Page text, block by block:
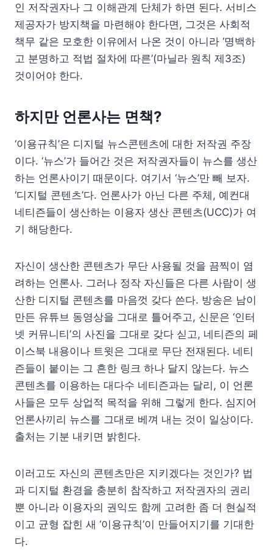
인 저작권자나 그 이해관계 단체가 하면 된다. 서비스
제공자가 방지책을 마련해야 한다면, 그것은 사회적
책무 같은 모호한 이유에서 나온 것이 아니라 ‘명백하
고 분명하고 적법 절차에 따른’(마닐라 원칙 제3조)
것이어야 한다.
하지만 언론사는 면책?
‘이용규칙’은 디지털 뉴스콘텐츠에 대한 저작권 주장
이다. ‘뉴스’가 들어간 것은 저작권자들이 뉴스를 생산
하는 언론사이기 때문이다. 여기서 ‘뉴스’만 빼 보자.
‘디지털 콘텐츠’다. 언론사가 아닌 다른 주체, 예컨대
네티즌들이 생산하는 이용자 생산 콘텐츠(UCC)가 여
기 해당한다.
자신이 생산한 콘텐츠가 무단 사용될 것을 끔찍이 염
려하는 언론사. 그러나 정작 자신들은 다른 사람이 생
산한 디지털 콘텐츠를 마음껏 갖다 쓴다. 방송은 남이
만든 유튜브 동영상을 그대로 틀어주고, 신문은 ‘인터
넷 커뮤니티’의 사진을 그대로 갖다 싣고, 네티즌의 페
이스북 내용이나 트윗은 그대로 무단 전재된다. 네티
즌들이 붙이는 그 흔한 링크 하나 달지 않는다. 뉴스
콘텐츠를 이용하는 대다수 네티즌과는 달리, 이 언론
사들은 모두 상업적 목적을 위해 그렇게 한다. 심지어
언론사끼리 뉴스를 그대로 베껴 내는 것이 일상이다.
출처는 기분 내키면 밝힌다.
이러고도 자신의 콘텐츠만은 지키겠다는 것인가? 법
과 디지털 환경을 충분히 참작하고 저작권자의 권리
뿐 아니라 이용자의 권익도 함께 고려한 좀 더 현실적
이고 균형 잡힌 새 ‘이용규칙’이 만들어지기를 기대한
다.